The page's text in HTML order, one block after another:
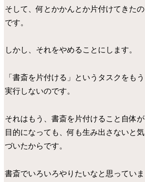
そして、何とかかんとか片付けてきたの
です。
しかし、それをやめることにします。
「書斎を片付ける」というタスクをもう
実行しないのです。
それはもう、書斎を片付けること自体が
目的になっても、何も生み出さないと気
づいたからです。
書斎でいろいろやりたいなと思っていま